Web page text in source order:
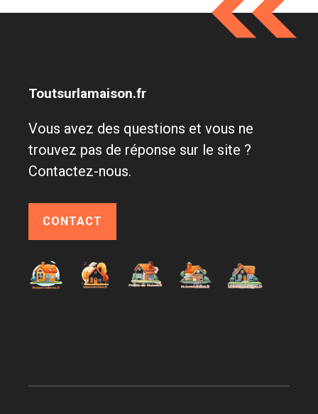
Toutsurlamaison.fr
Vous avez des questions et vous ne
trouvez pas de réponse sur le site ?
Contactez-nous.
CONTACT